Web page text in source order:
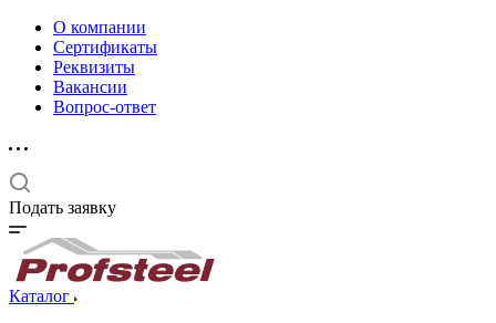
О компании
Сертификаты
Реквизиты
Вакансии
Вопрос-ответ
Подать заявку
Каталог